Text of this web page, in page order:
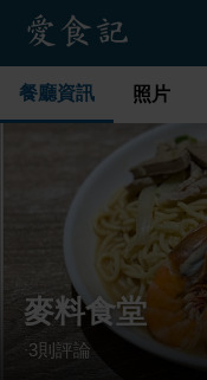
餐廳資訊 照片
麥料食堂
·3則評論